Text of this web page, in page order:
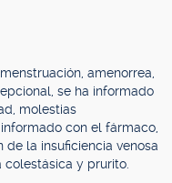
amenorrea,
se ha informado
molestias
con el fármaco,
la insuficiencia venosa
y prurito.